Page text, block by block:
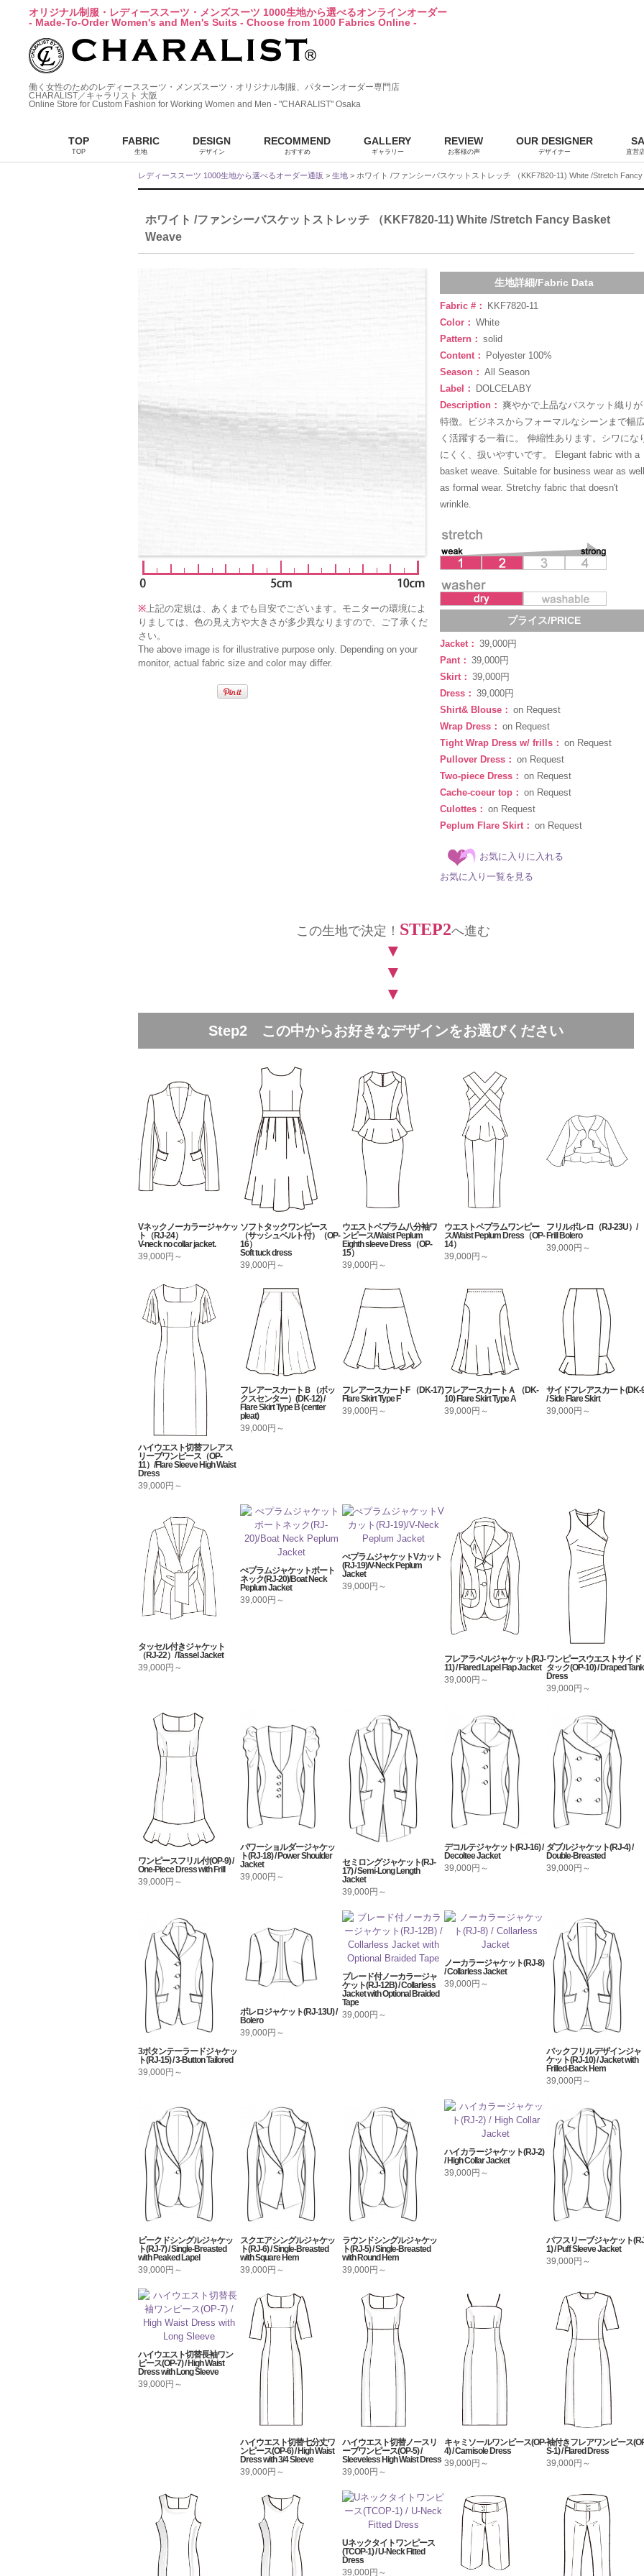
オリジナル制服・レディーススーツ・メンズスーツ 1000生地から選べるオンラインオーダー
- Made-To-Order Women's and Men's Suits - Choose from 1000 Fabrics Online -
働く女性のためのレディーススーツ・メンズスーツ・オリジナル制服、パターンオーダー専門店
CHARALIST／キャラリスト 大阪
Online Store for Custom Fashion for Working Women and Men - "CHARALIST" Osaka
TOP
TOP
FABRIC
生地
DESIGN
デザイン
RECOMMEND
おすすめ
GALLERY
ギャラリー
REVIEW
お客様の声
OUR DESIGNER
デザイナー 直営
レディーススーツ 1000生地から選べるオーダー通販 > 生地 > ホワイト /ファンシーバスケットストレッチ （KKF7820-11) White /Stretch
ホワイト /ファンシーバスケットストレッチ （KKF7820-11) White /Stretch Fancy Basket
Weave
※上記の定規は、あくまでも目安でございます。モニターの環境によ
りましては、色の見え方や大きさが多少異なりますので、ご了承くだ
さい。
The above image is for illustrative purpose only. Depending on your
monitor, actual fabric size and color may differ.
生地詳細/Fabric Data
Fabric #：
KKF7820-11
Color： White
Pattern： solid
Content：
Polyester 100%
Season： All Season
Label：
DOLCELABY
Description： 爽やかで上品なバスケット織りが
特徴。ビジネスからフォーマルなシーンまで幅
く活躍する一着に。 伸縮性あります。シワにな
にくく、扱いやすいです。 Elegant fabric with a
basket weave. Suitable for business wear as well
as formal wear. Stretchy fabric that doesn't
wrinkle.
プライス/PRICE
Jacket： 39,000円
Pant： 39,000円
Skirt： 39,000円
Dress： 39,000円
Shirt& Blouse： on Request
Wrap Dress： on Request
Tight Wrap Dress w/ frills： on Request
Pullover Dress： on Request
Two-piece Dress： on Request
Cache-coeur top： on Request
Culottes： on Request
Peplum Flare Skirt： on Request
お気に入りに入れる
お気に入り一覧を見る
この生地で決定！ STEP2へ進む
▼
▼
▼
Step2 この中からお好きなデザインをお選びください
Vネックノーカラージャケッ
ト（RJ-24）
V-neck no collar jacket.
39,000円～
ソフトタックワンピース
（サッシュベルト付）（OP-
16）
Soft tuck dress
39,000円～
ウエストペプラム八分袖ワ
ンピース/Waist Peplum
Eighth sleeve Dress（OP-
15）
39,000円～
ウエストペプラムワンピー
ス/Waist Peplum Dress（OP-
14）
39,000円～
フリルボレロ（RJ-23U）/
Frill Bolero
39,000円～
ハイウエスト切替フレアス
リーブワンピース（OP-
11）/Flare Sleeve High Waist
Dress
39,000円～
フレアースカートＢ（ボッ
クスセンター）(DK-12) /
Flare Skirt Type B (center
pleat)
39,000円～
フレアースカートF （DK-17)
Flare Skirt Type F
39,000円～
フレアースカートＡ （DK-
10) Flare Skirt Type A
39,000円～
サイドフレアスカート(DK-
/ Side Flare Skirt
39,000円～
タッセル付きジャケット
（RJ-22）/Tassel Jacket
39,000円～
ぺプラムジャケットボート
ネック(RJ-20)/Boat Neck
Peplum Jacket
39,000円～
ぺプラムジャケットVカット
(RJ-19)/V-Neck Peplum
Jacket
39,000円～
フレアラペルジャケット(RJ-
11) / Flared Lapel Flap Jacket
39,000円～
ワンピースウエストサイド
タック(OP-10) / Draped Tank
Dress
39,000円～
ワンピースフリル付(OP-9) /
One-Piece Dress with Frill
39,000円～
パワーショルダージャケッ
ト(RJ-18) / Power Shoulder
Jacket
39,000円～
セミロングジャケット(RJ-
17) / Semi-Long Length
Jacket
39,000円～
デコルテジャケット(RJ-16) /
Decoltee Jacket
39,000円～
ダブルジャケット(RJ-4) /
Double-Breasted
39,000円～
3ボタンテーラードジャケッ
ト(RJ-15) / 3-Button Tailored
39,000円～
ボレロジャケット(RJ-13U) /
Bolero
39,000円～
ブレード付ノーカラージャ
ケット(RJ-12B) / Collarless
Jacket with Optional Braided
Tape
39,000円～
ノーカラージャケット(RJ-8)
/ Collarless Jacket
39,000円～
バックフリルデザインジャ
ケット(RJ-10) / Jacket with
Frilled-Back Hem
39,000円～
ピークドシングルジャケッ
ト(RJ-7) / Single-Breasted
with Peaked Lapel
39,000円～
スクエアシングルジャケッ
ト(RJ-6) / Single-Breasted
with Square Hem
39,000円～
ラウンドシングルジャケッ
ト(RJ-5) / Single-Breasted
with Round Hem
39,000円～
ハイカラージャケット(RJ-2)
/ High Collar Jacket
39,000円～
パフスリーブジャケット
1) / Puff Sleeve Jacket
39,000円～
ハイウエスト切替長袖ワン
ピース(OP-7) / High Waist
Dress with Long Sleeve
39,000円～
ハイウエスト切替七分丈ワ
ンピース(OP-6) / High Waist
Dress with 3/4 Sleeve
39,000円～
ハイウエスト切替ノースリ
ーブワンピース(OP-5) /
Sleeveless High Waist Dress
39,000円～
キャミソールワンピース(OP-
4) / Camisole Dress
39,000円～
袖付きフレアワンピース
S-1) / Flared Dress
39,000円～
Uネックタイトワンピース
(TCOP-1) / U-Neck Fitted
Dress
39,000円～